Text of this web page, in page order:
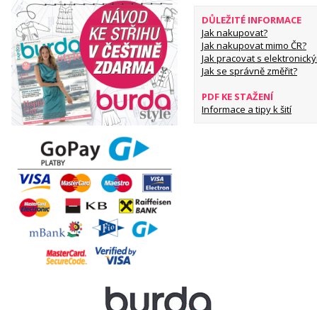
DŮLEŽITÉ INFORMACE
Jak nakupovat?
Jak nakupovat mimo ČR?
Jak pracovat s
Jak se správně změřit?
PDF KE STAŽENÍ
Informace a tipy k šití